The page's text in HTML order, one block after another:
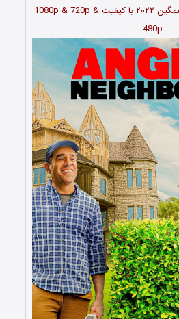
۲۰۲۲
با کیفیت 1080p & 720p &
480p